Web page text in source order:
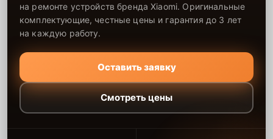
на ремонте устройств бренда Xiaomi. Оригинальные
комплектующие, честные цены и гарантия до 3 лет
на каждую работу.
Оставить заявку
Смотреть цены